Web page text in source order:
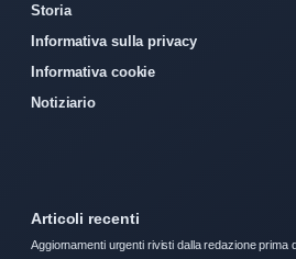
Storia
Informativa sulla privacy
Informativa cookie
Notiziario
Articoli recenti
Aggiornamenti urgenti rivisti dalla redazione prima